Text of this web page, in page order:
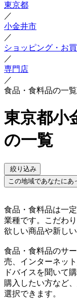
東京都
／
小金井市
／
ショッピング・お
／
専門店
／
食品・食料品の一覧
東京都小
の一覧
絞り込み
この地域であなたに
食品・食料品は一
業種です。こだわ
欲しい商品や新し
食品・食料品のサ
売、インターネッ
ドバイスを聞いて
購入したい方など
選択できます。